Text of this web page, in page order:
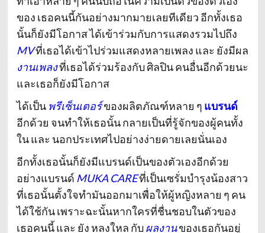
ของ เธอคนนี้กันอย่างมากมายเลยทีเดียว อีกทั้งเธอ
นั้นก็ยังมีโอกาส ได้เข้าร่วมกับการแสดงรวมไปถึง
MVที่เธอได้เข้าไปร่วมแสดงหลายเพลง และ ยังมีผล
งานเพลงที่เธอได้ร่วมร้องกับ ศิลปิน คนอื่นอีกด้วยนะ
และเธอก็ยังมีโอกาส
ได้เป็น พรีเซ็นเตอร์ของผลิตภัณฑ์หลาย ๆ แบรนด์
อีกด้วย จนทำให้เธอนั้น กลายเป็นที่รู้จักของผู้คนทั้ง
ใน และ นอกประเทศไปอย่างง่ายดายเลยนั่นเอง
อีกทั้งเธอนั้นก็ยังมีแบรนด์เป็นของตัวเองอีกด้วย
อย่างแบรนด์ MUKA CAREที่เป็นเซรั่มบำรุงน้องสาว
ที่เธอนั้นตั้งใจทำมันออกมาเพื่อให้ผู้หญิงหลาย ๆ คน
ได้ใช้กันเพราะฉะนั้นหากใครที่ชื่นชอบในตัวของ
เธอคนนี้ และ ยัง หลงใหล กับผลงานของเธอกันอยู่